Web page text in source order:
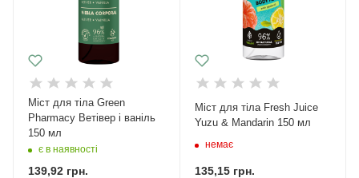
Міст для тіла Green
Pharmacy Ветівер і ваніль
150 мл
є в наявності
139,92 грн.
Міст для тіла Fresh Juice
Yuzu & Mandarin 150 мл
немає
135,15грн.